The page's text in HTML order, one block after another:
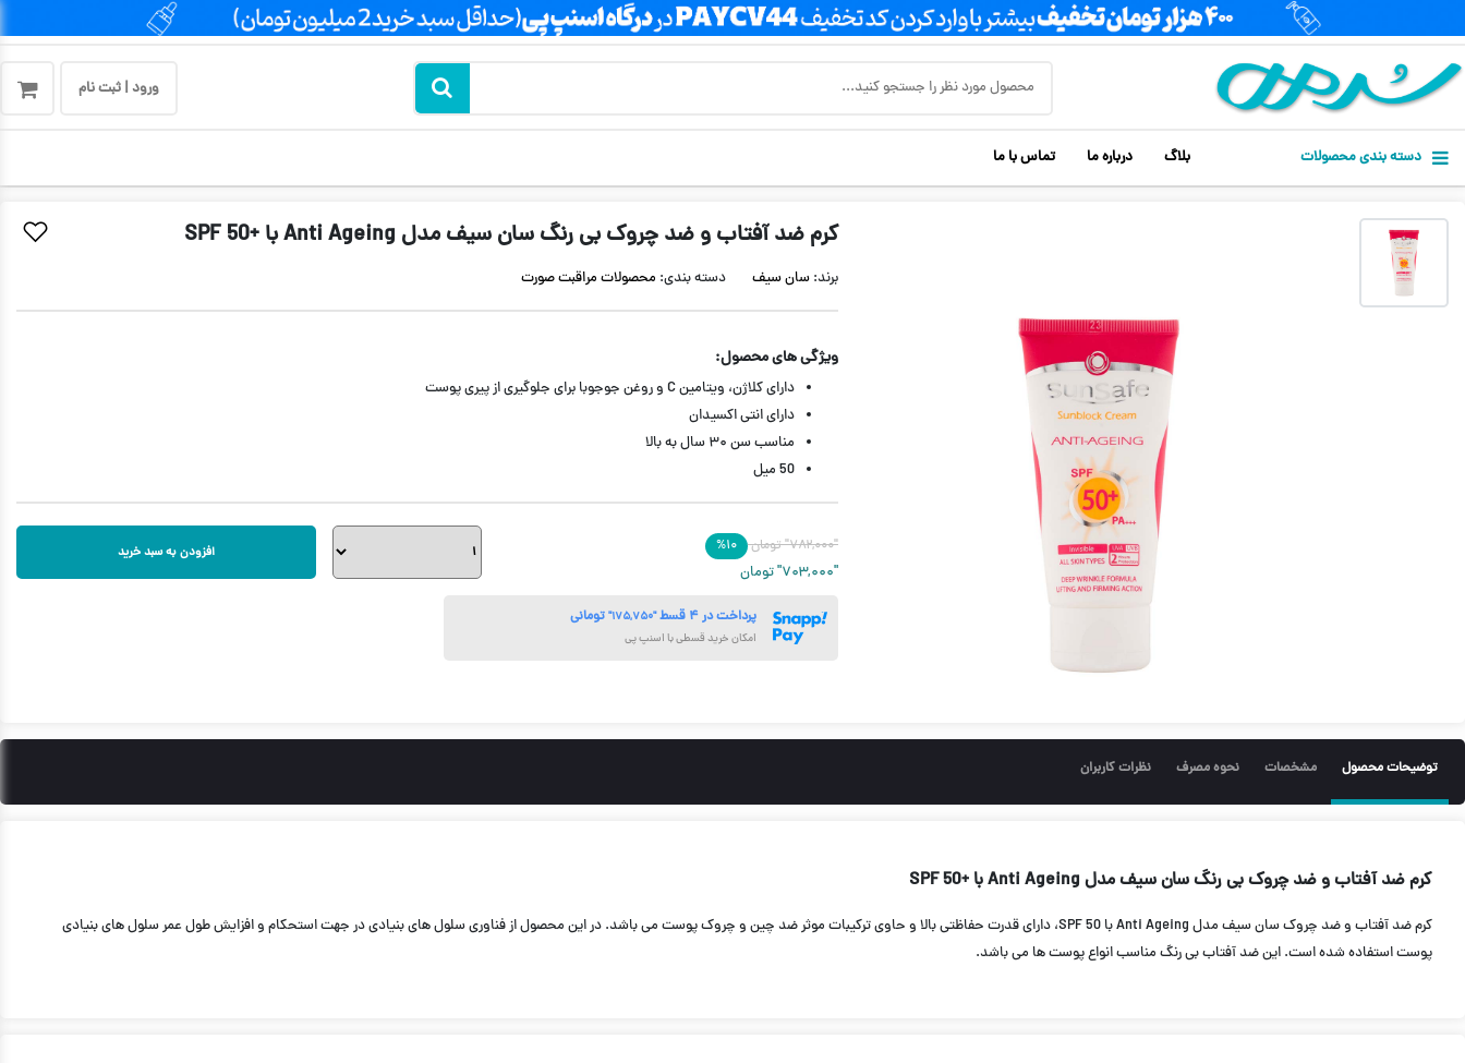
ورود | ثبت نام
دسته بندی محصولات بلاگ درباره ما تماس با ما
کرم ضد آفتاب و ضد چروک بی رنگ سان سیف مدل Anti Ageing با +SPF 50
برند: سان سیف دسته بندی: محصولات مراقبت صورت
ویژگی های محصول:
دارای کلاژن، ویتامین C و روغن جوجوبا برای جلوگیری از پیری پوست
دارای انتی اکسیدان
مناسب سن ۳۰ سال به بالا
50 میل
"۷۸۲,۰۰۰" تومان ۱۰%
"۷۰۳,۰۰۰" تومان
افزودن به سبد خرید
پرداخت در ۴ قسط "۱۷۵,۷۵۰" تومانی
امکان خرید قسطی با اسنپ پی
توضیحات محصول مشخصات نحوه مصرف نظرات کاربران
کرم ضد آفتاب و ضد چروک بی رنگ سان سیف مدل Anti Ageing با +SPF 50
کرم ضد آفتاب و ضد چروک سان سیف مدل Anti Ageing با SPF 50، دارای قدرت حفاظتی بالا و حاوی تركیبات موثر ضد چین و چروک پوست می باشد. در این محصول از فناوری سلول های بنیادی در جهت استحكام و افزایش طول عمر سلول های بنیادی
پوست استفاده شده است. این ضد آفتاب بی رنگ مناسب انواع پوست ها می باشد.